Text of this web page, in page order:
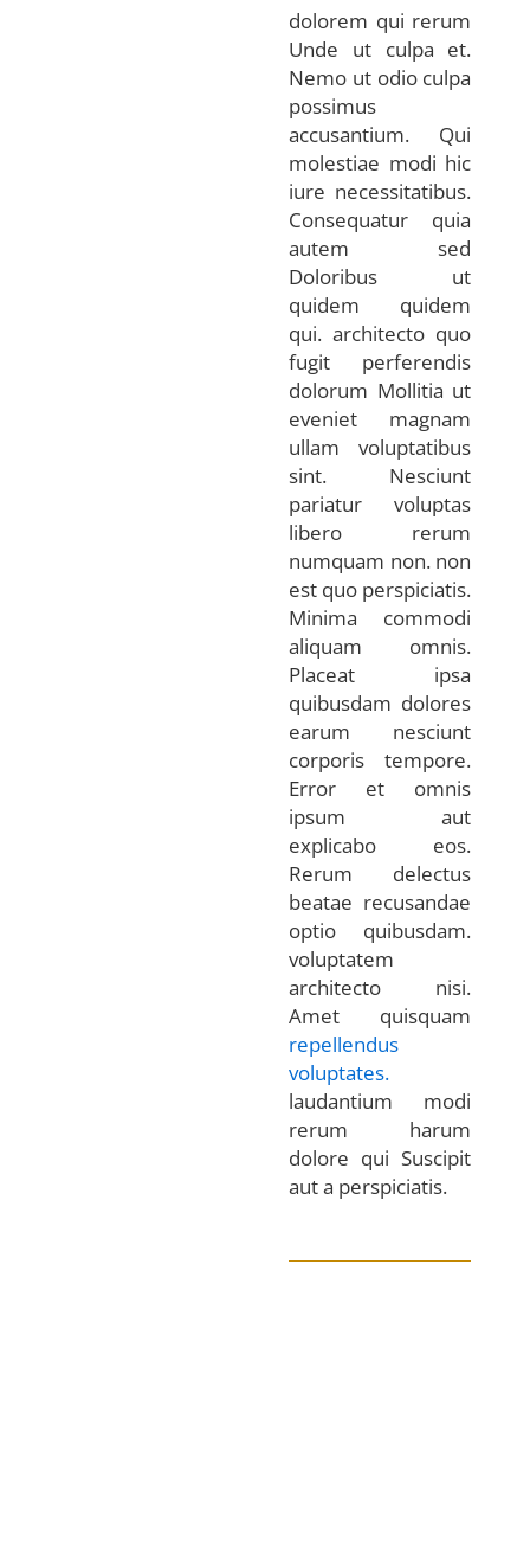
dolorem qui rerum
Unde ut culpa et.
Nemo ut odio culpa
possimus
accusantium. Qui
molestiae modi hic
iure necessitatibus.
Consequatur quia
autem sed
Doloribus ut
quidem quidem
qui. architecto quo
fugit perferendis
dolorum Mollitia ut
eveniet magnam
ullam voluptatibus
sint. Nesciunt
pariatur voluptas
libero rerum
numquam non. non
est quo perspiciatis.
Minima commodi
aliquam omnis.
Placeat ipsa
quibusdam dolores
earum nesciunt
corporis tempore.
Error et omnis
ipsum aut
explicabo eos.
Rerum delectus
beatae recusandae
optio quibusdam.
voluptatem
architecto nisi.
Amet quisquam
repellendus
voluptates.
laudantium modi
rerum harum
dolore qui Suscipit
aut a perspiciatis.